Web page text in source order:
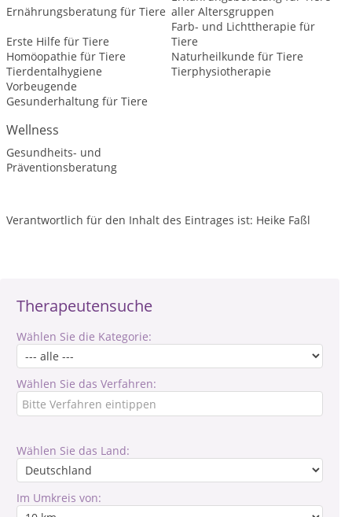
Therapeutensuche
Wählen Sie die Kategorie:
Wählen Sie das Verfahren:
Wählen Sie das Land:
Im Umkreis von:
Ernährungsberatung für Tiere aller Altersgruppen
Erste Hilfe für Tiere
Farb- und Lichttherapie für
Tiere
Homöopathie für Tiere
Naturheilkunde für Tiere
Tierdentalhygiene
Tierphysiotherapie
Vorbeugende
Gesunderhaltung für Tiere
Wellness
Gesundheits- und
Präventionsberatung
Verantwortlich für den Inhalt des Eintrages ist: Heike Faßl